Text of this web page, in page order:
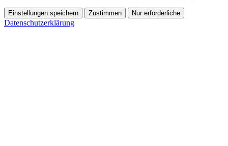
Einstellungen speichern Zustimmen Nur erforderliche
Datenschutzerklärung